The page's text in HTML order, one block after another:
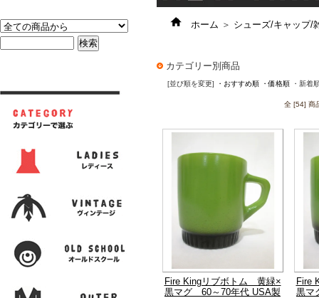
ホーム ＞ シューズ/キャップ/
カテゴリー別商品
[並び順を変更] ・おすすめ順 ・価格順 ・新着
全 [54] 商
Fire Kingリブボトム 黄緑×
黒マグ 60～70年代 USA製
Fire
黒マ